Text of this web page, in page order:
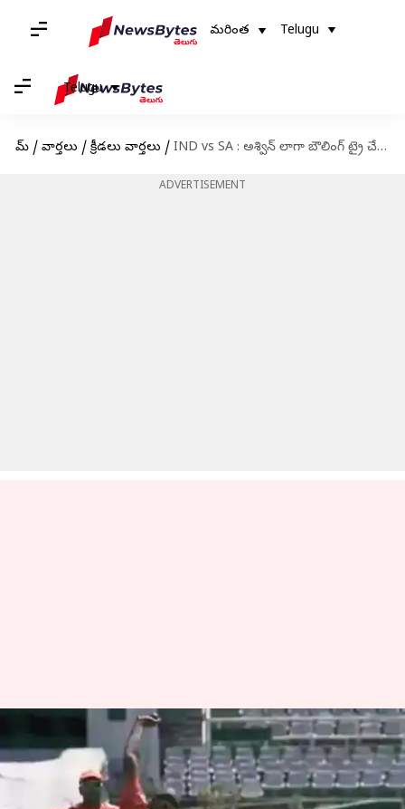
మరింత Telugu
Telugu
హోమ్ / వార్తలు / క్రీడలు వార్తలు / IND vs SA : అశ్విన్ లాగా బౌలింగ్ ట్రై చేసిన బుమ్రా.. వీడియో వైరల్
ADVERTISEMENT
IND vs SA : అశ్విన్ లాగా బౌలింగ్
ట్రై చేసిన బుమ్రా.. వీడియో వైరల్
Jayachandra Akuri Jan 03, 2024 09:55 am